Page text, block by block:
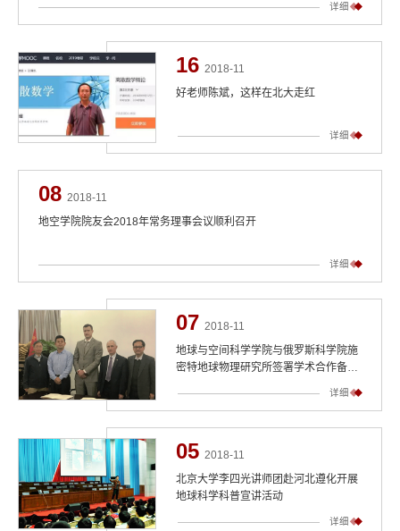
详细
16 2018-11
好老师陈斌，这样在北大走红
详细
08 2018-11
地空学院院友会2018年常务理事会议顺利召开
详细
07 2018-11
地球与空间科学学院与俄罗斯科学院施
密特地球物理研究所签署学术合作备忘
详细
05 2018-11
北京大学李四光讲师团赴河北遵化开展
地球科学科普宣讲活动
详细